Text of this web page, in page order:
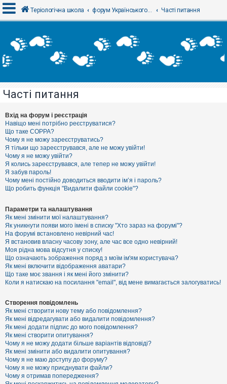
х
і
Р
є
с
т
р
а
ц
і
я
Т
м
и
б
е
з
в
і
д
п
о
в
і
е
й
А
к
т
и
в
н
і
Теріологічна школа форум Українського теріологічного товариства Часті питання
Часті питання
Вхід на форум і реєстрація
Навіщо мені потрібно реєструватися?
Що таке COPPA?
Чому я не можу зареєструватись?
Я тільки що зареєструвався, але не можу увійти!
Чому я не можу увійти?
Я колись зареєструвався, але тепер не можу увійти!
Я забув пароль!
Чому мені постійно доводиться вводити ім’я і пароль?
Що робить функція "Видалити файли cookie"?
Параметри та налаштування
Як мені змінити мої налаштування?
Як уникнути появи мого імені в списку "Хто зараз на форумі"?
На форумі встановлено невірний час!
Я встановив власну часову зону, але час все одно невірний!
Моя рідна мова відсутня у списку!
Що означають зображення поряд з моїм ім'ям користувача?
Як мені включити відображення аватари?
Що таке моє звання і як мені його змінити?
Коли я натискаю на посилання "email", від мене вимагається залогуватись!
Створення повідомлень
Як мені створити нову тему або повідомлення?
Як мені відредагувати або видалити повідомлення?
Як мені додати підпис до мого повідомлення?
Як мені створити опитування?
Чому я не можу додати більше варіантів відповіді?
Як мені змінити або видалити опитування?
Чому я не маю доступу до форуму?
Чому я не можу приєднувати файли?
Чому я отримав попередження?